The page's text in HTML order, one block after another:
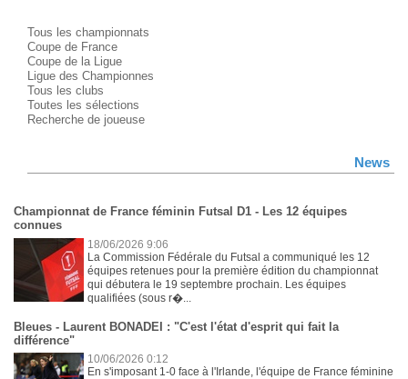
Tous les championnats
Coupe de France
Coupe de la Ligue
Ligue des Championnes
Tous les clubs
Toutes les sélections
Recherche de joueuse
News
Championnat de France féminin Futsal D1 - Les 12 équipes
connues
18/06/2026 9:06
La Commission Fédérale du Futsal a communiqué les 12
équipes retenues pour la première édition du championnat
qui débutera le 19 septembre prochain. Les équipes
qualifiées (sous r�...
Bleues - Laurent BONADEI : "C'est l'état d'esprit qui fait la
différence"
10/06/2026 0:12
En s'imposant 1-0 face à l'Irlande, l'équipe de France féminine